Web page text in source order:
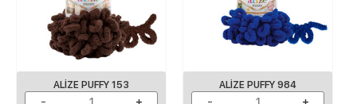
ALIZE PUFFY 153 ALIZE PUFFY 984